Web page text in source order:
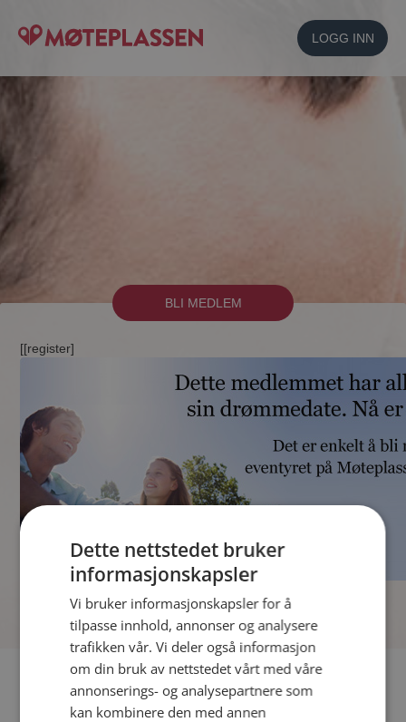
LOGG INN
BLI MEDLEM
[[register]
Fler single
Dette nettstedet bruker
informasjonskapsler
Vi bruker informasjonskapsler for å
tilpasse innhold, annonser og analysere
trafikken vår. Vi deler også informasjon
om din bruk av nettstedet vårt med våre
annonserings- og analysepartnere som
kan kombinere den med annen